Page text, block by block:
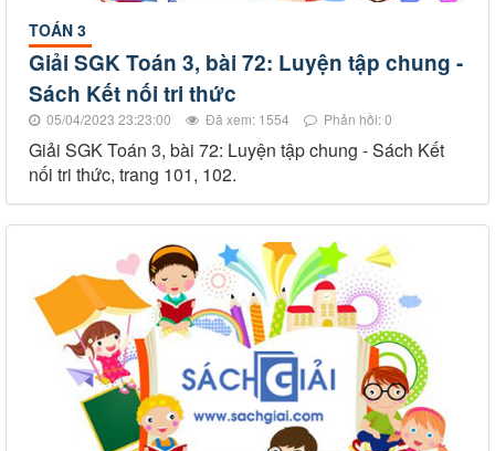
TOÁN 3
Giải SGK Toán 3, bài 72: Luyện tập chung -
Sách Kết nối tri thức
05/04/2023 23:23:00 Đã xem: 1554 Phản hồi: 0
Giải SGK Toán 3, bài 72: Luyện tập chung - Sách Kết
nối tri thức, trang 101, 102.